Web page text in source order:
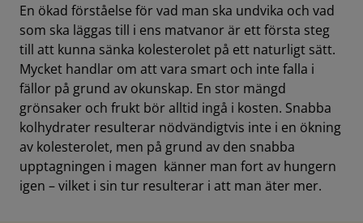
En ökad förståelse för vad man ska undvika och vad
som ska läggas till i ens matvanor är ett första steg
till att kunna sänka kolesterolet på ett naturligt sätt.
Mycket handlar om att vara smart och inte falla i
fällor på grund av okunskap. En stor mängd
grönsaker och frukt bör alltid ingå i kosten. Snabba
kolhydrater resulterar nödvändigtvis inte i en ökning
av kolesterolet, men på grund av den snabba
upptagningen i magen känner man fort av hungern
igen – vilket i sin tur resulterar i att man äter mer.